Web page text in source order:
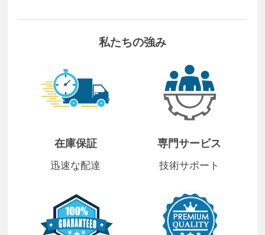
私たちの強み
在庫保証
迅速な配達
専門サービス
技術サポート